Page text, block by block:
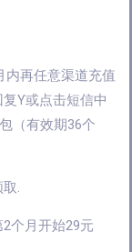
内再任意渠道充值
Y或点击短信中
（有效期36个
.
个月开始29元